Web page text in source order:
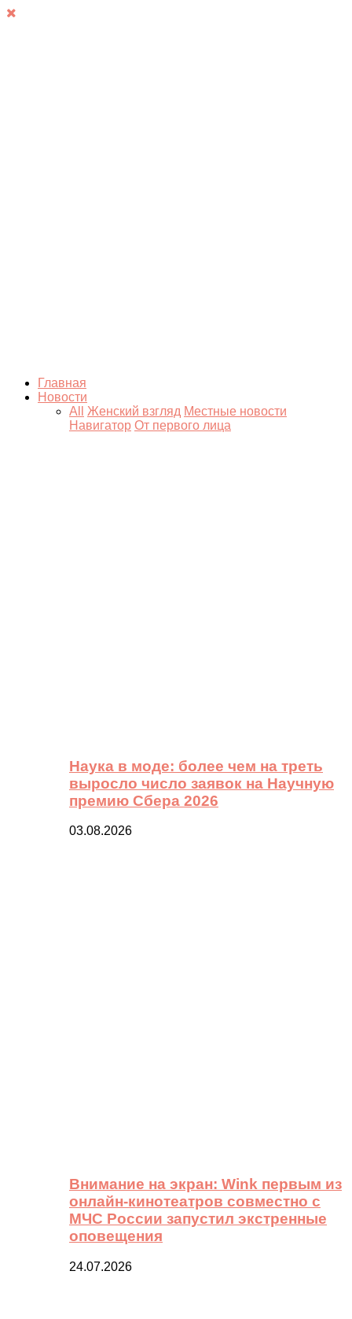
Главная
Новости
All
Женский взгляд Местные новости
Навигатор От первого лица
Наука в моде: более чем на треть
выросло число заявок на Научную
премию Сбера 2026
03.08.2026
Внимание на экран: Wink первым из
онлайн-кинотеатров совместно с
МЧС России запустил экстренные
оповещения
24.07.2026